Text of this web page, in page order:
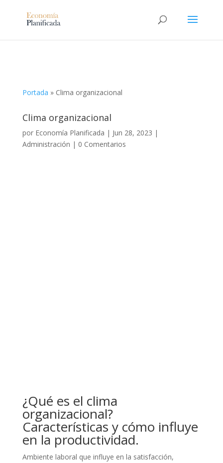
Portada » Clima organizacional
Clima organizacional
por Economía Planificada | Jun 28, 2023 |
Administración | 0 Comentarios
¿Qué es el clima
organizacional?
Características y cómo influye
en la productividad.
Ambiente laboral que influye en la satisfacción,